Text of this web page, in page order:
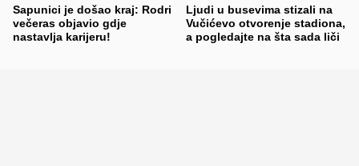
Sapunici je došao kraj: Rodri
večeras objavio gdje
nastavlja karijeru!
Ljudi u busevima stizali na
Vučićevo otvorenje stadiona,
a pogledajte na šta sada liči